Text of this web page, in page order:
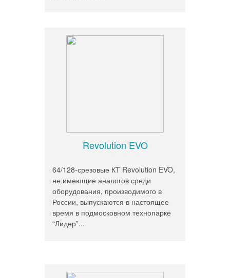
Revolution EVO
64/128-срезовые КТ Revolution EVO,
не имеющие аналогов среди
оборудования, производимого в
России, выпускаются в настоящее
время в подмосковном технопарке
“Лидер”...